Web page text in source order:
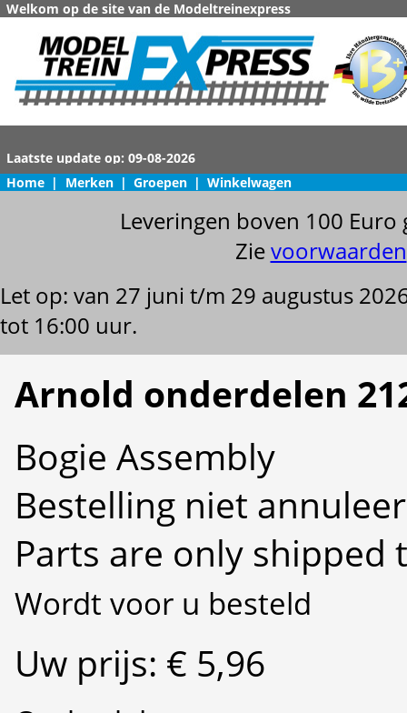
Welkom op de site van de Modeltreinexpress
Home | Merken | Groepen | Winkelwagen
Leveringen boven 100
Zievoorwaarden
Let op: van 27 juni t/m 29 augustus
tot 16:00 uur.
Arnold onderdelen
Bogie Assembly
Bestelling niet
Parts are only shipped
Wordt voor u besteld
Uw prijs: € 5,96